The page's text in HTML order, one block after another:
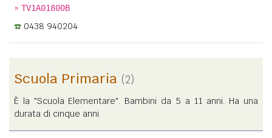
» TV1A01800B
0438 940204
Scuola Primaria (2)
È la "Scuola Elementare". Bambini da 5 a 11 anni. Ha una
durata di cinque anni.